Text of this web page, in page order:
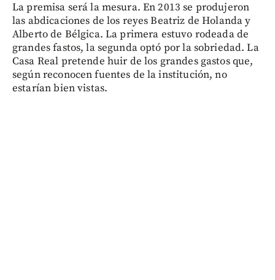
La premisa será la mesura. En 2013 se produjeron
las abdicaciones de los reyes Beatriz de Holanda y
Alberto de Bélgica. La primera estuvo rodeada de
grandes fastos, la segunda optó por la sobriedad. La
Casa Real pretende huir de los grandes gastos que,
según reconocen fuentes de la institución, no
estarían bien vistas.